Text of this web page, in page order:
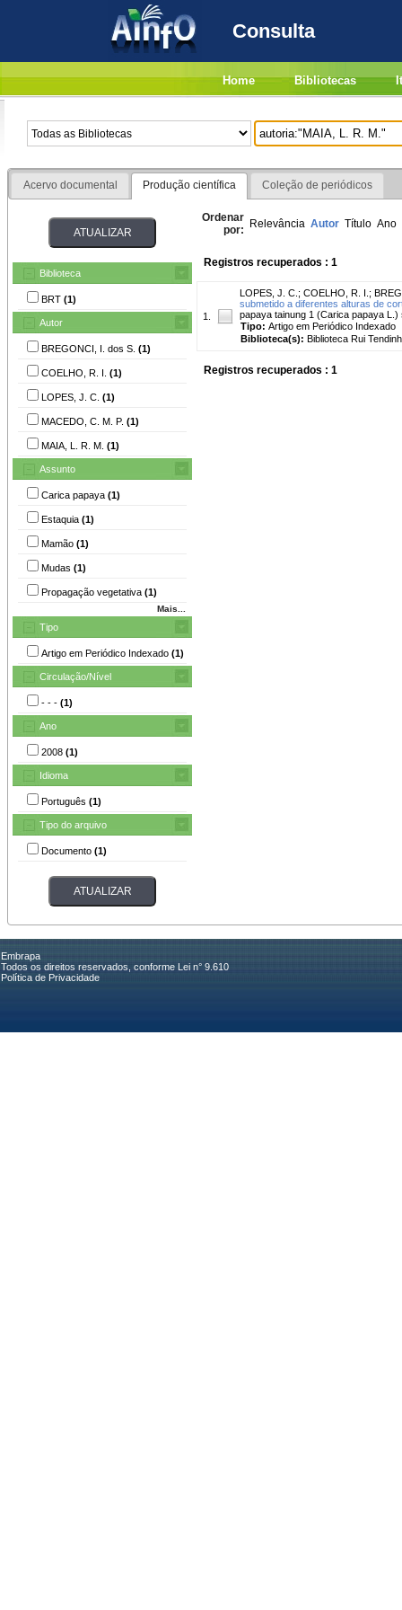
Consulta
Home Bibliotecas
Acervo documental Produção científica Coleção de periódicos
Biblioteca
BRT (1)
Autor
BREGONCI, I. dos S. (1)
COELHO, R. I. (1)
LOPES, J. C. (1)
MACEDO, C. M. P. (1)
MAIA, L. R. M. (1)
Assunto
Carica papaya (1)
Estaquia (1)
Mamão (1)
Mudas (1)
Propagação vegetativa (1)
Mais...
Tipo
Artigo em Periódico Indexado (1)
Circulação/Nível
- - - (1)
Ano
2008 (1)
Idioma
Português (1)
Tipo do arquivo
Documento (1)
Ordenar
por: Relevância Autor Título Ano
Registros recuperados : 1
1.
LOPES, J. C. ; COELHO, R. I. ;
submetido a diferentes alturas de
papaya tainung 1 (Carica papaya
Tipo: Artigo em Periódico Indexado
Biblioteca(s): Biblioteca Rui
Registros recuperados : 1
Embrapa
Todos os direitos reservados, conforme Lei n° 9.610
Política de Privacidade